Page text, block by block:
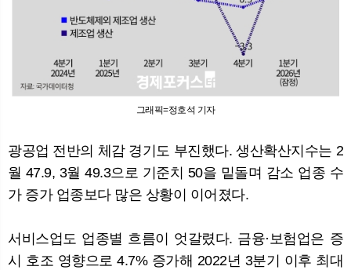
그래픽=정호석 기자
광공업 전반의 체감 경기도 부진했다. 생산확산지수는 2
월 47.9, 3월 49.3으로 기준치 50을 밑돌며 감소 업종 수
가 증가 업종보다 많은 상황이 이어졌다.
서비스업도 업종별 흐름이 엇갈렸다. 금융·보험업은 증
시 호조 영향으로 4.7% 증가해 2022년 3분기 이후 최대